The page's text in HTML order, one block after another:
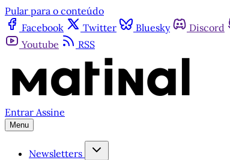
Pular para o conteúdo
Facebook
Twitter Bluesky Discord
Youtube
RSS
Entrar Assine
Menu
Newsletters